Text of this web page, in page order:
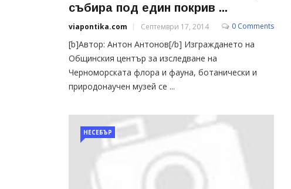
събира под един покрив ...
viapontika.com Септември 17, 2014 0 Comments
[b]Автор: Антон Антонов[/b] Изграждането на
Общинския център за изследване на
Черноморската флора и фауна, ботанически и
природонаучен музей се ...
НЕСЕБЪР